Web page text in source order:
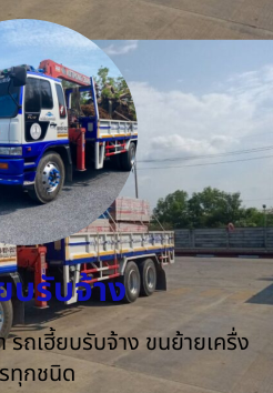
บรับจ้าง
รถเฮี้ยบรับจ้าง ขนย้ายเครื่ง
ทุกชนิด